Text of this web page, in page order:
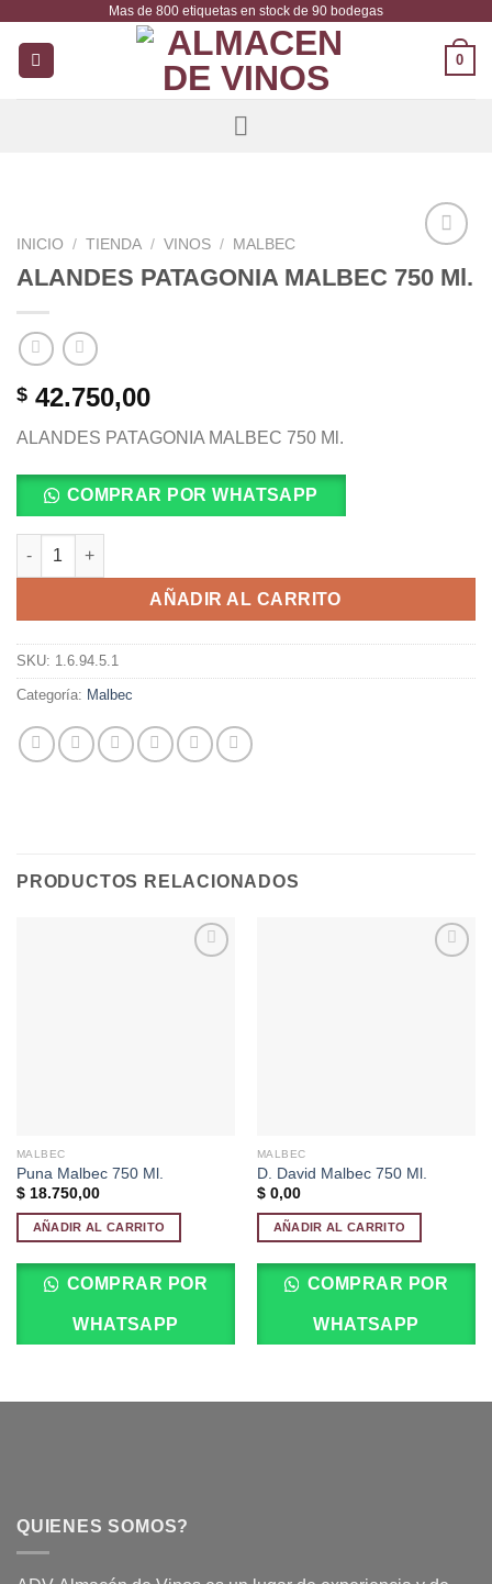
contenido
Mas de 800 etiquetas en stock de 90 bodegas
0
Añadir
a la
INICIO / TIENDA / VINOS / MALBEC
ALANDES PATAGONIA MALBEC 750 Ml.
$ 42.750,00
ALANDES PATAGONIA MALBEC 750 Ml.
COMPRAR POR WHATSAPP
ALANDES PATAGONIA MALBEC 750 Ml. cantidad
AÑADIR AL CARRITO
SKU: 1.6.94.5.1
Categoría: Malbec
PRODUCTOS RELACIONADOS
MALBEC
Puna Malbec 750 Ml.
$18.750,00
AÑADIR AL CARRITO
COMPRAR POR
WHATSAPP
MALBEC
D. David Malbec 750 Ml.
$0,00
AÑADIR AL CARRITO
COMPRAR POR
WHATSAPP
QUIENES SOMOS?